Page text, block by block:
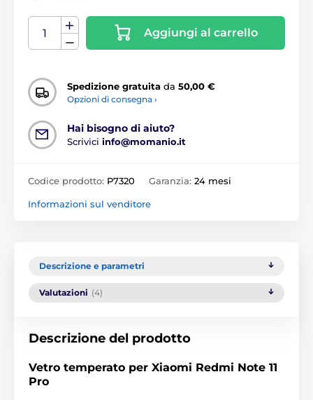
Aggiungi al carrello
Spedizione gratuita da 50,00 €
Opzioni di consegna ›
Hai bisogno di aiuto?
Scrivici info@momanio.it
Codice prodotto: P7320 Garanzia: 24 mesi
Informazioni sul venditore
Descrizione e parametri
Valutazioni (4)
Descrizione del prodotto
Vetro temperato per Xiaomi Redmi Note 11
Pro